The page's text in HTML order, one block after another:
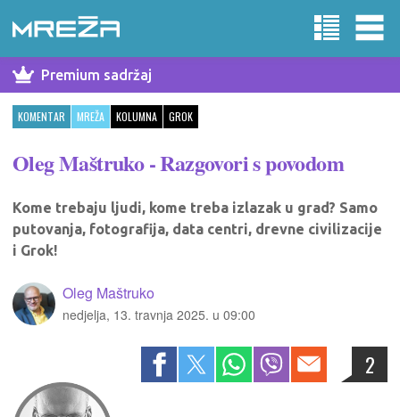
Premium sadržaj
KOMENTAR MREŽA KOLUMNA GROK
Oleg Maštruko - Razgovori s povodom
Kome trebaju ljudi, kome treba izlazak u grad? Samo
putovanja, fotografija, data centri, drevne civilizacije
i Grok!
Oleg Maštruko
nedjelja, 13. travnja 2025. u 09:00
2